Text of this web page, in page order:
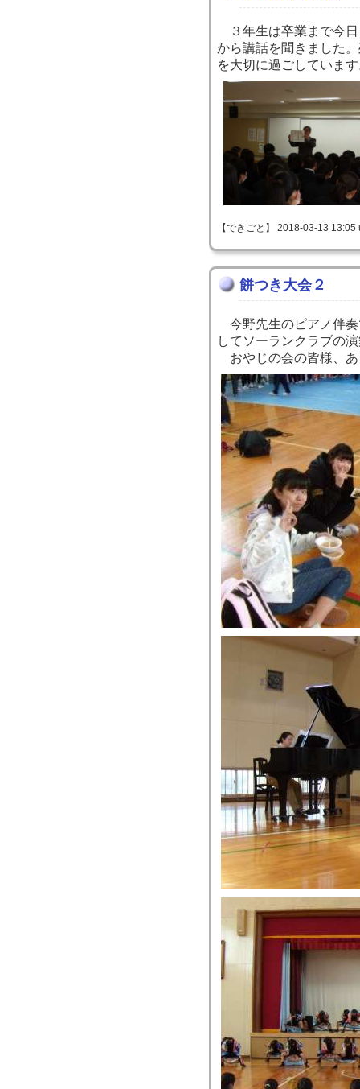
３年生は卒業まで今日
から講話を聞きました
を大切に過ごしていま
【できごと】 2018-03-13
餅つき大会２
今野先生のピアノ伴奏
してソーランクラブの
おやじの会の皆様、